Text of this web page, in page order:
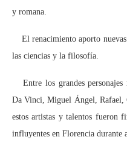
y romana.
El renacimiento aporto nuevas
las ciencias y la filosofía.
Entre los grandes personajes
Da Vinci, Miguel Ángel,
estos artistas y talentos fueron
influyentes en Florencia durante